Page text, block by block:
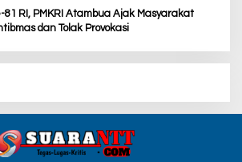
81 RI, PMKRI Atambua Ajak Masyarakat
dan Tolak Provokasi